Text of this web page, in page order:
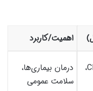
اهمیت/کاربرد
ویرایش ژن CRISPR،
درمان بیماری‌ها،
سلامت عمومی